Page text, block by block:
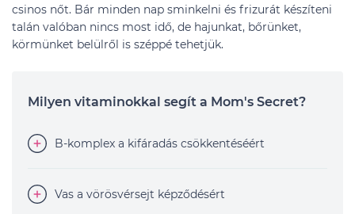
csinos nőt. Bár minden nap sminkelni és frizurát készíteni
talán valóban nincs most idő, de hajunkat, bőrünket,
körmünket belülről is széppé tehetjük.
Milyen vitaminokkal segít a Mom's Secret?
B-komplex a kifáradás csökkentéséért
Vas a vörösvérsejt képződésért